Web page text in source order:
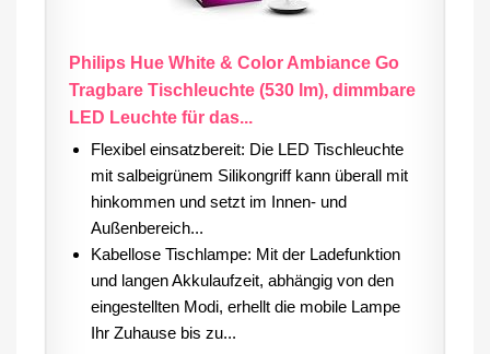
Philips Hue White & Color Ambiance Go
Tragbare Tischleuchte (530 lm), dimmbare
LED Leuchte für das...
Flexibel einsatzbereit: Die LED Tischleuchte
mit salbeigrünem Silikongriff kann überall mit
hinkommen und setzt im Innen- und
Außenbereich...
Kabellose Tischlampe: Mit der Ladefunktion
und langen Akkulaufzeit, abhängig von den
eingestellten Modi, erhellt die mobile Lampe
Ihr Zuhause bis zu...